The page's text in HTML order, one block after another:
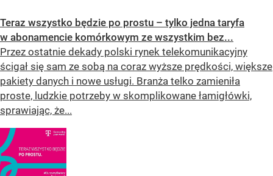
Teraz wszystko będzie po prostu – tylko jedna taryfa
w abonamencie komórkowym ze wszystkim bez...
Przez ostatnie dekady polski rynek telekomunikacyjny
ścigał się sam ze sobą na coraz wyższe prędkości, większe
pakiety danych i nowe usługi. Branża telko zamieniła
proste, ludzkie potrzeby w skomplikowane łamigłówki,
sprawiając, że...